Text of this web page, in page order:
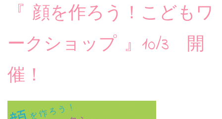
『 顔を作ろう！こどもワ
ークショップ 』10/3 開
催！